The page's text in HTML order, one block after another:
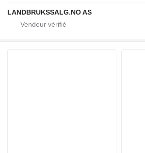
LANDBRUKSSALG.NO AS